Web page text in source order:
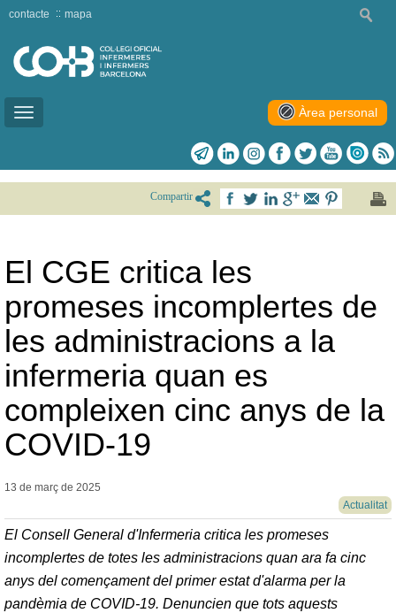
Toggle
contacte mapa
Àrea personal
Compartir
El CGE critica les
promeses incomplertes de
les administracions a la
infermeria quan es
compleixen cinc anys de la
COVID-19
13 de març de 2025
Actualitat
El Consell General d'Infermeria critica les promeses
incomplertes de totes les administracions quan ara fa cinc
anys del començament del primer estat d'alarma per la
pandèmia de COVID-19. Denuncien que tots aquests